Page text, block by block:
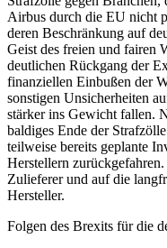
Airbus durch die EU nicht
deren Beschränkung auf
Geist des freien und fairen
deutlichen Rückgang der
finanziellen Einbußen der
sonstigen Unsicherheiten
stärker ins Gewicht fallen.
baldiges Ende der
teilweise bereits geplante
Herstellern
Zulieferer und auf die
Hersteller.
Folgen des Brexits für die